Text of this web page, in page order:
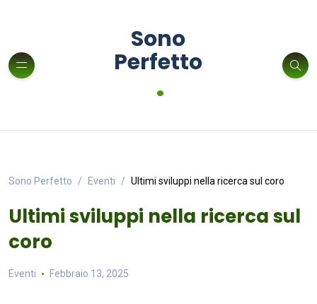
Sono
Perfetto
.
Sono Perfetto Eventi Ultimi sviluppi nella ricerca sul coro
Ultimi sviluppi nella ricerca sul
coro
Eventi Febbraio 13, 2025